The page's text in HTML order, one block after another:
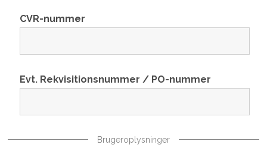
CVR-nummer
Evt. Rekvisitionsnummer / PO-nummer
Brugeroplysninger